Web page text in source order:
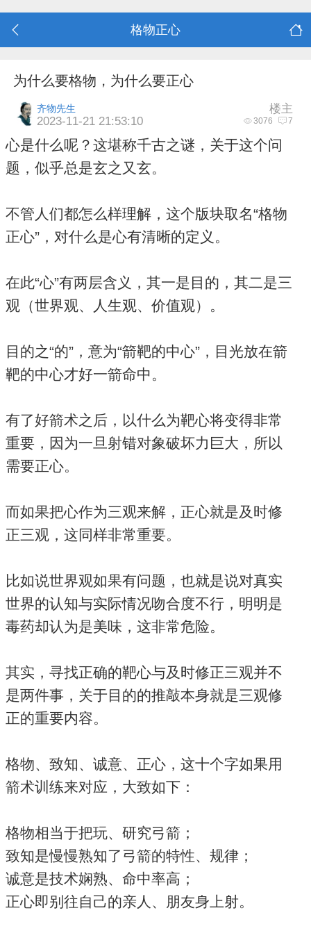
格物正心
为什么要格物，为什么要正心
楼主
齐物先生
3076 7
2023-11-21 21:53:10
心是什么呢？这堪称千古之谜，关于这个问
题，似乎总是玄之又玄。
不管人们都怎么样理解，这个版块取名“格物
正心”，对什么是心有清晰的定义。
在此“心”有两层含义，其一是目的，其二是三
观（世界观、人生观、价值观）。
目的之“的”，意为“箭靶的中心”，目光放在箭
靶的中心才好一箭命中。
有了好箭术之后，以什么为靶心将变得非常
重要，因为一旦射错对象破坏力巨大，所以
需要正心。
而如果把心作为三观来解，正心就是及时修
正三观，这同样非常重要。
比如说世界观如果有问题，也就是说对真实
世界的认知与实际情况吻合度不行，明明是
毒药却认为是美味，这非常危险。
其实，寻找正确的靶心与及时修正三观并不
是两件事，关于目的的推敲本身就是三观修
正的重要内容。
格物、致知、诚意、正心，这十个字如果用
箭术训练来对应，大致如下：
格物相当于把玩、研究弓箭；
致知是慢慢熟知了弓箭的特性、规律；
诚意是技术娴熟、命中率高；
正心即别往自己的亲人、朋友身上射。